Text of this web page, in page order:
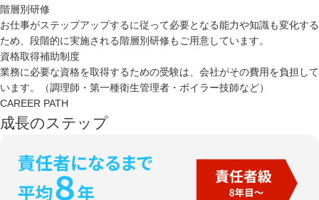
階層別研修
お仕事がステップアップするに従って必要となる能力や知識も変化する
ため、段階的に実施される階層別研修もご用意しています。
資格取得補助制度
業務に必要な資格を取得するための受験は、会社がその費用を負担して
います。（調理師・第一種衛生管理者・ボイラー技師など）
CAREER PATH
成長のステップ